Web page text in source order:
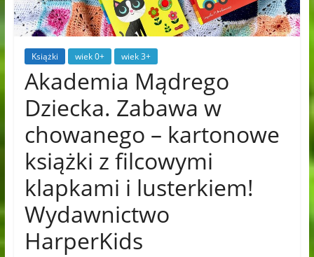
Książki wiek 0+ wiek 3+
Akademia Mądrego
Dziecka. Zabawa w
chowanego – kartonowe
książki z filcowymi
klapkami i lusterkiem!
Wydawnictwo
HarperKids